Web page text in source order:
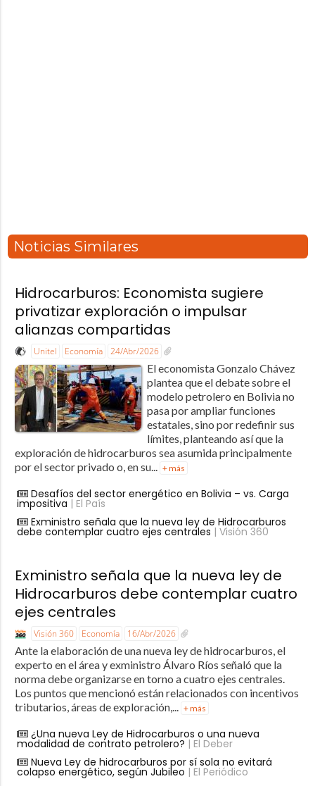
Noticias Similares
Hidrocarburos: Economista sugiere
privatizar exploración o impulsar
alianzas compartidas
Unitel Economía 24/Abr/2026
El economista Gonzalo Chávez
plantea que el debate sobre el
modelo petrolero en Bolivia no
pasa por ampliar funciones
estatales, sino por redefinir sus
límites, planteando así que la
exploración de hidrocarburos sea asumida principalmente
por el sector privado o, en su... + más
Desafíos del sector energético en Bolivia – vs. Carga
impositiva | El País
Exministro señala que la nueva ley de Hidrocarburos
debe contemplar cuatro ejes centrales | Visión 360
Exministro señala que la nueva ley de
Hidrocarburos debe contemplar cuatro
ejes centrales
Visión 360 Economía 16/Abr/2026
Ante la elaboración de una nueva ley de hidrocarburos, el
experto en el área y exministro Álvaro Ríos señaló que la
norma debe organizarse en torno a cuatro ejes centrales.
Los puntos que mencionó están relacionados con incentivos
tributarios, áreas de exploración,...
+ más
¿Una nueva Ley de Hidrocarburos o una nueva
modalidad de contrato petrolero? | El Deber
Nueva Ley de hidrocarburos por sí sola no evitará
colapso energético, según Jubileo | El Periódico